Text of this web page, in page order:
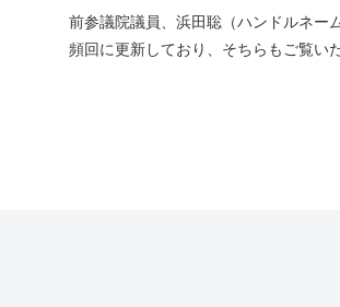
前参議院議員、浜田聡（ハンドルネー
頻回に更新しており、そちらもご覧い